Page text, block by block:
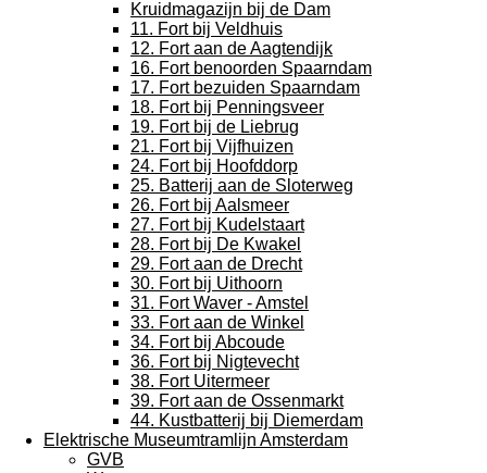
Kruidmagazijn bij de Dam
11. Fort bij Veldhuis
12. Fort aan de Aagtendijk
16. Fort benoorden Spaarndam
17. Fort bezuiden Spaarndam
18. Fort bij Penningsveer
19. Fort bij de Liebrug
21. Fort bij Vijfhuizen
24. Fort bij Hoofddorp
25. Batterij aan de Sloterweg
26. Fort bij Aalsmeer
27. Fort bij Kudelstaart
28. Fort bij De Kwakel
29. Fort aan de Drecht
30. Fort bij Uithoorn
31. Fort Waver - Amstel
33. Fort aan de Winkel
34. Fort bij Abcoude
36. Fort bij Nigtevecht
38. Fort Uitermeer
39. Fort aan de Ossenmarkt
44. Kustbatterij bij Diemerdam
Elektrische Museumtramlijn Amsterdam
GVB